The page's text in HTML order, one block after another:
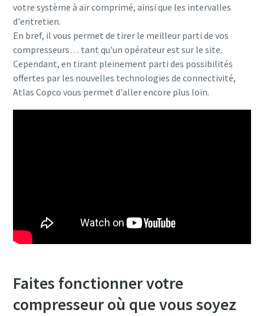
votre système à air comprimé, ainsi que les intervalles
d'entretien.
En bref, il vous permet de tirer le meilleur parti de vos
compresseurs… tant qu'un opérateur est sur le site.
Cependant, en tirant pleinement parti des possibilités
offertes par les nouvelles technologies de connectivité,
Atlas Copco vous permet d'aller encore plus loin.
Faites fonctionner votre
compresseur où que vous soyez